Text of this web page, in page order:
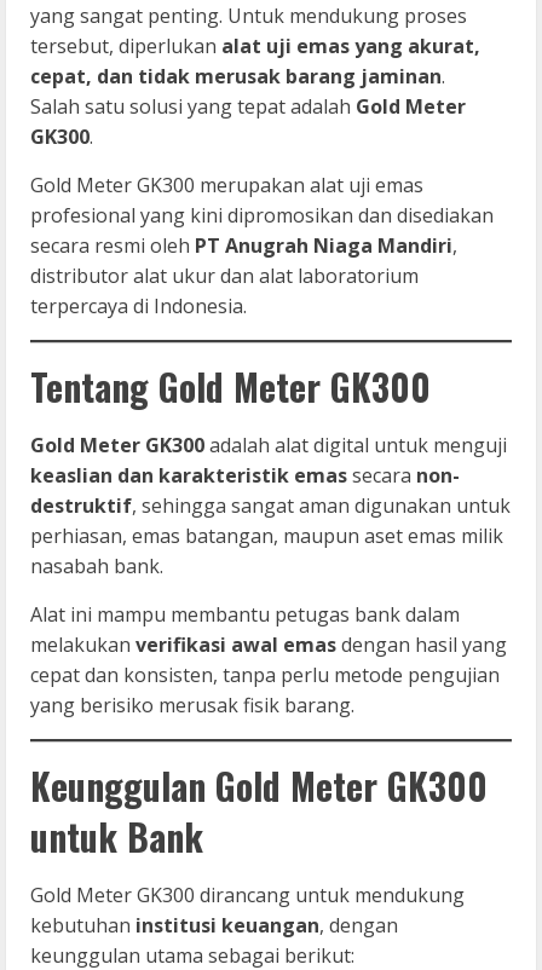
yang sangat penting. Untuk mendukung proses
tersebut, diperlukan alat uji emas yang akurat,
cepat, dan tidak merusak barang jaminan.
Salah satu solusi yang tepat adalah Gold Meter
GK300.
Gold Meter GK300 merupakan alat uji emas
profesional yang kini dipromosikan dan disediakan
secara resmi oleh PT Anugrah Niaga Mandiri,
distributor alat ukur dan alat laboratorium
terpercaya di Indonesia.
Tentang Gold Meter GK300
Gold Meter GK300adalah alat digital untuk menguji
keaslian dan karakteristik emassecara non-
destruktif, sehingga sangat aman digunakan untuk
perhiasan, emas batangan, maupun aset emas milik
nasabah bank.
Alat ini mampu membantu petugas bank dalam
melakukan verifikasi awal emasdengan hasil yang
cepat dan konsisten, tanpa perlu metode pengujian
yang berisiko merusak fisik barang.
Keunggulan Gold Meter GK300
untuk Bank
Gold Meter GK300 dirancang untuk mendukung
kebutuhan institusi keuangan, dengan
keunggulan utama sebagai berikut: